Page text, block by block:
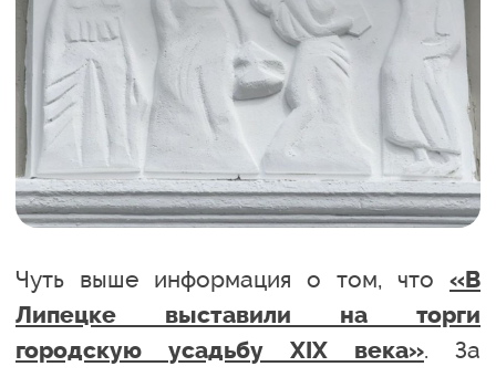
Чуть выше информация о том, что «В
Липецке выставили на торги
городскую усадьбу XIX века». За